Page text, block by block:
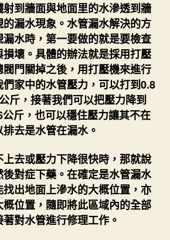
到牆面與地面里的水滲透到牆
漏水現象。水管漏水解決的方
水時，第一要做的就是要檢查
壞。具體的辦法就是採用打壓
門關掉之後，用打壓機來進行
家中的水管壓力，可以打到0.8
斤，接著我們可以把壓力降到
斤，也可以穩住壓力讓其不在
去是水管在漏水。
去或壓力下降很快時，那就說
對症下藥。在確定是水管漏水
出地面上滲水的大概位置，亦
位置，隨即將此區域內的全部
對水管進行修理工作。